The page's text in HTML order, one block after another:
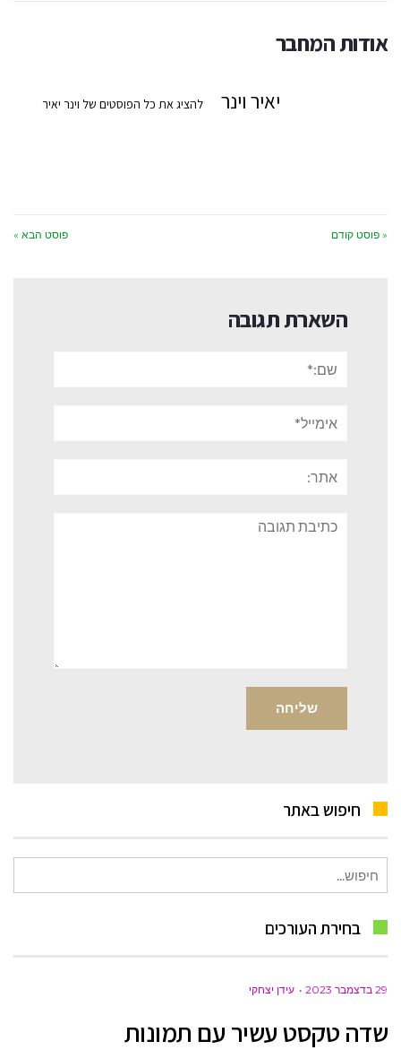
אודות המחבר
יאיר וינר להציג את כל הפוסטים של וינר יאיר
« פוסט קודם פוסט הבא »
השארת תגובה
תגובה
חיפוש באתר
עבור:
בחירת העורכים
29 בדצמבר 2023 עידן יצחקי
שדה טקסט עשיר עם תמונות